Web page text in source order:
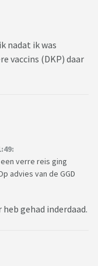
nadat ik was
vaccins (DKP) daar
verre reis ging
advies van de GGD
gehad inderdaad.